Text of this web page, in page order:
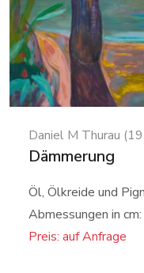
Daniel M Thurau
Dämmerung
Öl, Ölkreide und
Abmessungen in
Preis: auf Anfrage